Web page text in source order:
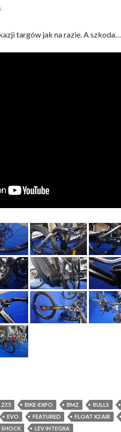
targów jak na razie. A szkoda…
27.5 BIKE-EXPO BMZ BULLS
EVO FEATURED FLOAT X2 AIR
SHOCK
LEV INTEGRA